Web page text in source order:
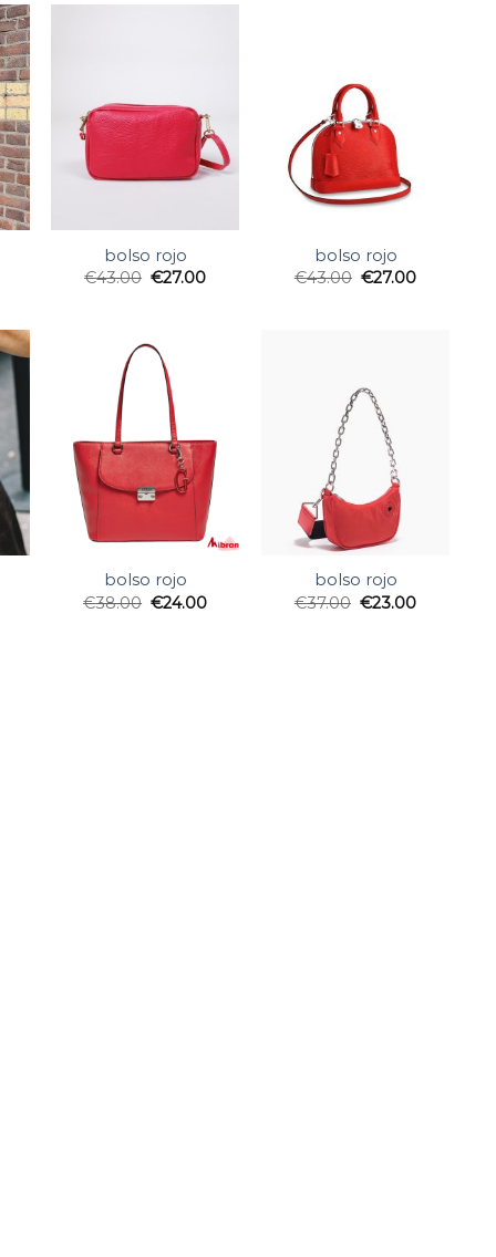
bolso rojo
€43.00 €27.00
bolso rojo
€43.00 €27.00
bolso rojo
€38.00 €24.00
bolso rojo
€37.00 €23.00